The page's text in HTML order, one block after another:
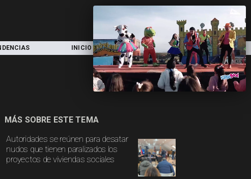
INICIO LOCAL NACIONAL
Autoridades se reúnen para desatar
nudos que tienen paralizados los
proyectos de viviendas sociales
MÁS SOBRE ESTE TEMA